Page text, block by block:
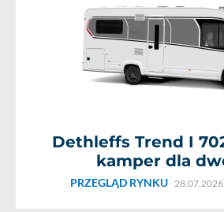
Dethleffs Trend I
kamper dla
PRZEGLĄD RYNKU 28.07.2026,